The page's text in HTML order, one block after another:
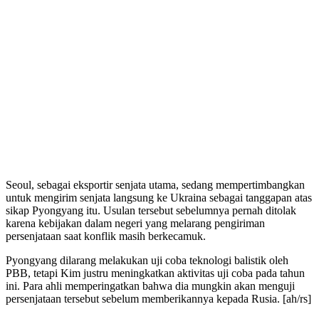
Seoul, sebagai eksportir senjata utama, sedang mempertimbangkan
untuk mengirim senjata langsung ke Ukraina sebagai tanggapan atas
sikap Pyongyang itu. Usulan tersebut sebelumnya pernah ditolak
karena kebijakan dalam negeri yang melarang pengiriman
persenjataan saat konflik masih berkecamuk.
Pyongyang dilarang melakukan uji coba teknologi balistik oleh
PBB, tetapi Kim justru meningkatkan aktivitas uji coba pada tahun
ini. Para ahli memperingatkan bahwa dia mungkin akan menguji
persenjataan tersebut sebelum memberikannya kepada Rusia. [ah/rs]